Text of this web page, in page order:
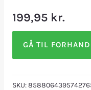
199,95 kr.
GÅ TIL
SKU: